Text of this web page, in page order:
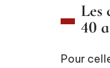
Les
40
Pour